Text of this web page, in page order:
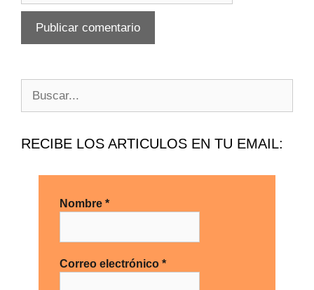
RECIBE LOS ARTICULOS EN TU EMAIL:
Nombre *
Correo electrónico *